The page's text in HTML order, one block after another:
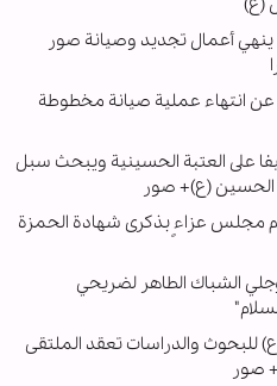
أعمال تجديد وصيانة صور
عن انتهاء عملية صيانة مخطوطة
على العتبة الحسينية ويبحث سبل
الحسين (ع)+ صور
مجلس عزاءٍ بذكرى شهادة الحمزة
الشباك الطاهر لضريحي
للبحوث والدراسات تعقد الملتقى
+ صور